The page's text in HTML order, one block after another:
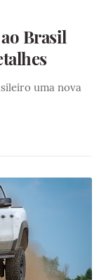
Brasil
uma nova